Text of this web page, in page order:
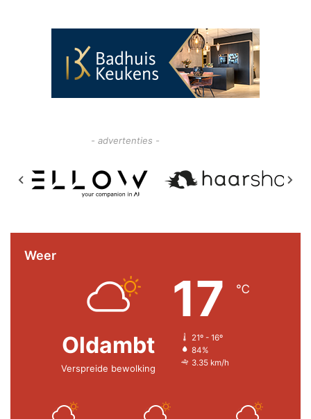
- advertenties -
Weer
Oldambt
Verspreide bewolking
17 ℃
21º - 16º
84%
3.35 km/h